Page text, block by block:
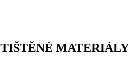
TIŠTĚNÉ MATERIÁLY